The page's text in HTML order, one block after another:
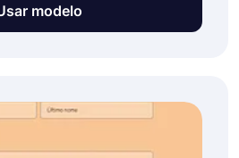
lo a acompanhar tudo o
modelo